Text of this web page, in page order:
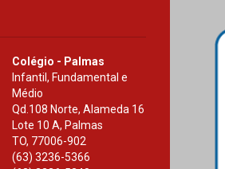
Colégio - Palmas
Infantil, Fundamental e
Médio
Qd.108 Norte, Alameda 16
Lote 10 A, Palmas
TO, 77006-902
(63) 3236-5366